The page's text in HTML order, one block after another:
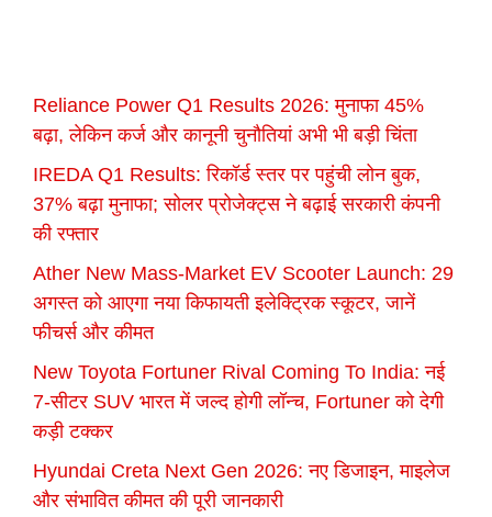
Reliance Power Q1 Results 2026: मुनाफा 45%
बढ़ा, लेकिन कर्ज और कानूनी चुनौतियां अभी भी बड़ी चिंता
IREDA Q1 Results: रिकॉर्ड स्तर पर पहुंची लोन बुक,
37% बढ़ा मुनाफा; सोलर प्रोजेक्ट्स ने बढ़ाई सरकारी कंपनी
की रफ्तार
Ather New Mass-Market EV Scooter Launch: 29
अगस्त को आएगा नया किफायती इलेक्ट्रिक स्कूटर, जानें
फीचर्स और कीमत
New Toyota Fortuner Rival Coming To India: नई
7-सीटर SUV भारत में जल्द होगी लॉन्च, Fortuner को देगी
कड़ी टक्कर
Hyundai Creta Next Gen 2026: नए डिजाइन, माइलेज
और संभावित कीमत की पूरी जानकारी